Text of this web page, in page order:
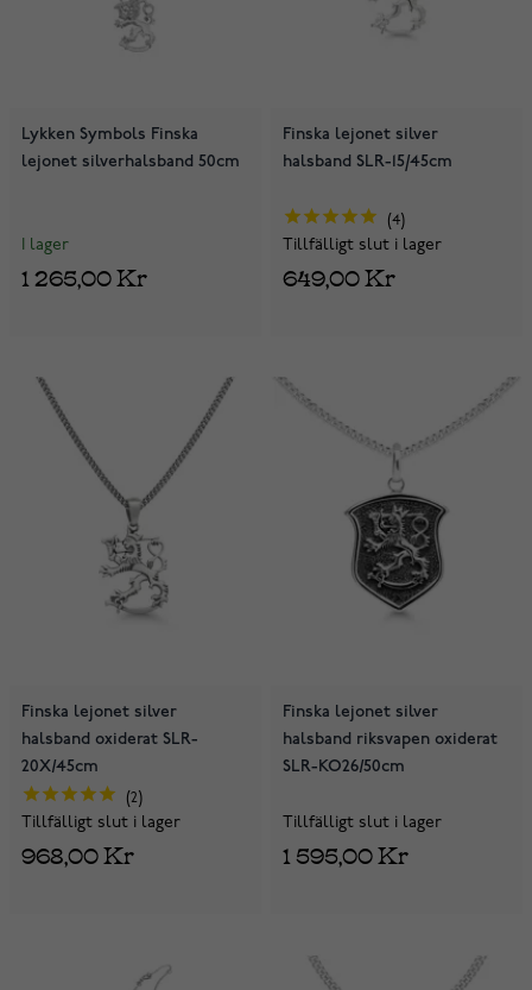
Lykken Symbols Finska
lejonet silverhalsband 50cm
I lager
1 265,00 Kr
Finska lejonet silver
halsband SLR-15/45cm
4
Tillfälligt slut i lager
649,00 Kr
Finska lejonet silver
halsband oxiderat SLR-
20X/45cm
2
Tillfälligt slut i lager
968,00 Kr
Finska lejonet silver
halsband riksvapen oxiderat
SLR-KO26/50cm
Tillfälligt slut i lager
1 595,00 Kr